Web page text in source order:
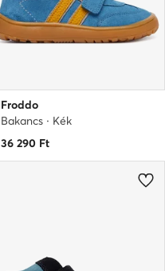
Froddo
Bakancs · Kék
36 290 Ft